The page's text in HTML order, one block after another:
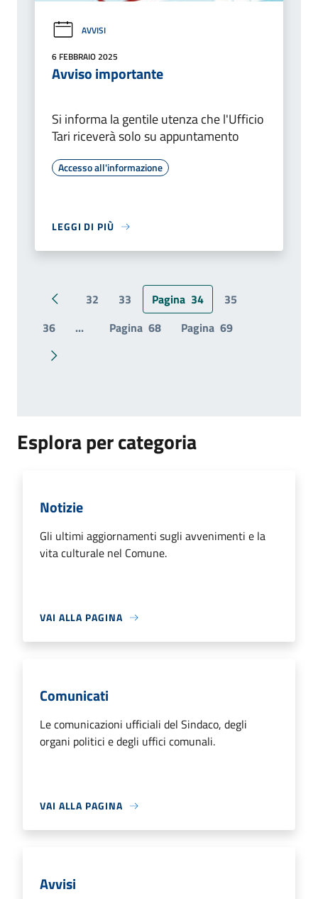
AVVISI
6 FEBBRAIO 2025
Avviso importante
Si informa la gentile utenza che l'Ufficio
Tari riceverà solo su appuntamento
Accesso all'informazione
LEGGI DI PIÙ
Pagina precedente
32 33 Pagina 34
35
36
... Pagina 68 Pagina 69
Pagina successiva
Esplora per categoria
Notizie
Gli ultimi aggiornamenti sugli avvenimenti e la
vita culturale nel Comune.
VAI ALLA PAGINA
Comunicati
Le comunicazioni ufficiali del Sindaco, degli
organi politici e degli uffici comunali.
VAI ALLA PAGINA
Avvisi